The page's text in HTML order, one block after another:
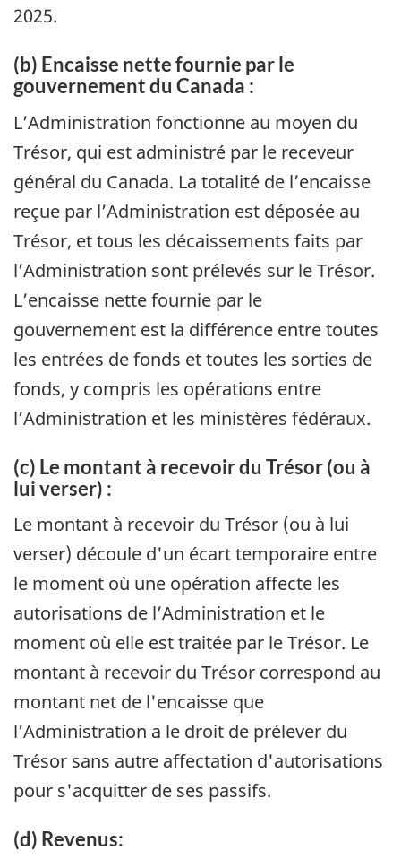
2025.
(b) Encaisse nette fournie par le
gouvernement du Canada :
L’Administration fonctionne au moyen du
Trésor, qui est administré par le receveur
général du Canada. La totalité de l’encaisse
reçue par l’Administration est déposée au
Trésor, et tous les décaissements faits par
l’Administration sont prélevés sur le Trésor.
L’encaisse nette fournie par le
gouvernement est la différence entre toutes
les entrées de fonds et toutes les sorties de
fonds, y compris les opérations entre
l’Administration et les ministères fédéraux.
(c) Le montant à recevoir du Trésor (ou à
lui verser) :
Le montant à recevoir du Trésor (ou à lui
verser) découle d'un écart temporaire entre
le moment où une opération affecte les
autorisations de l’Administration et le
moment où elle est traitée par le Trésor. Le
montant à recevoir du Trésor correspond au
montant net de l'encaisse que
l’Administration a le droit de prélever du
Trésor sans autre affectation d'autorisations
pour s'acquitter de ses passifs.
(d) Revenus: